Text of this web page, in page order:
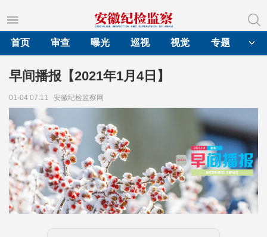
首页
审查 曝光 巡视 视觉 专题
早间播报【2021年1月4日】
01-04 07:11 安徽纪检监察网